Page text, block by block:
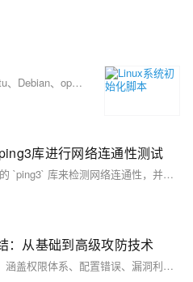
一款支持Rocky、CentOS、Ubuntu、Debian、openEuler等主流Linux发行版的系统初始化Shell脚本，涵盖网络配置、主机名设置、镜像源更换、安全加固等多项功能，适配单/双网卡环境，支持UEFI引导，提供多版本下载与持续更新。
库进行网络连通性测试
以上步骤展示了如何利用 Python 的 `ping3` 库来检测网络连通性，并且提供了基本错误处理方法以确保程序能够优雅地处理各种意外情形。通过简洁明快、易读易懂、实操性强等特点使得该方法非常适合开发者或系统管理员快速集成至自动化工具链之内进行日常运维任务之需求满足。
：从基础到高级攻防技术
本文全面总结Linux系统提权技术，涵盖权限体系、配置错误、漏洞利用、密码攻击等方法，帮助安全研究人员掌握攻防技术，提升系统防护能力。